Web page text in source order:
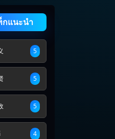
กแนะนำ
5
5
5
4